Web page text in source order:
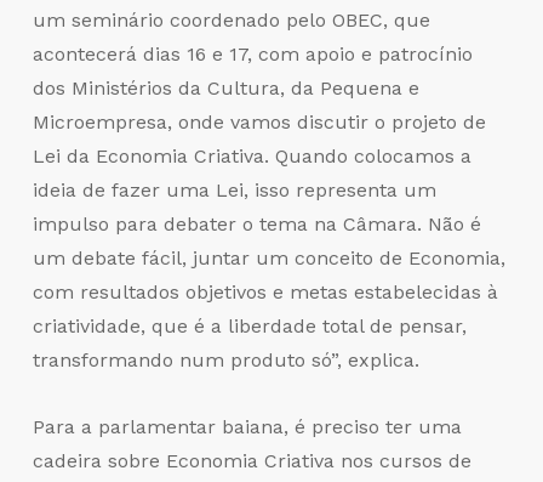
um seminário coordenado pelo OBEC, que
acontecerá dias 16 e 17, com apoio e patrocínio
dos Ministérios da Cultura, da Pequena e
Microempresa, onde vamos discutir o projeto de
Lei da Economia Criativa. Quando colocamos a
ideia de fazer uma Lei, isso representa um
impulso para debater o tema na Câmara. Não é
um debate fácil, juntar um conceito de Economia,
com resultados objetivos e metas estabelecidas à
criatividade, que é a liberdade total de pensar,
transformando num produto só”, explica.
Para a parlamentar baiana, é preciso ter uma
cadeira sobre Economia Criativa nos cursos de